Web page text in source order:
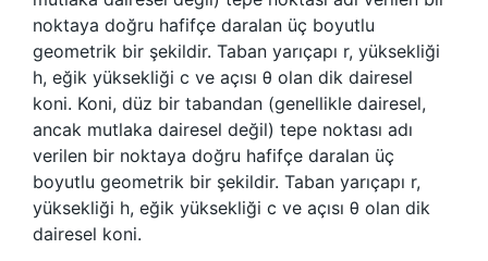
noktaya doğru hafifçe daralan üç boyutlu
geometrik bir şekildir. Taban yarıçapı r, yüksekliği
h, eğik yüksekliği c ve açısı θ olan dik dairesel
koni. Koni, düz bir tabandan (genellikle dairesel,
ancak mutlaka dairesel değil) tepe noktası adı
verilen bir noktaya doğru hafifçe daralan üç
boyutlu geometrik bir şekildir. Taban yarıçapı r,
yüksekliği h, eğik yüksekliği c ve açısı θ olan dik
dairesel koni.